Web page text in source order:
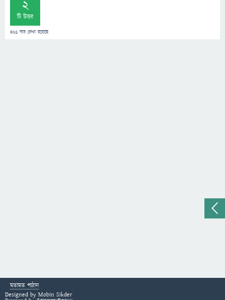
2
টি উত্তর
461 বার দেখা হয়েছে
মতামত পাঠান
Designed by Mobin Sikder